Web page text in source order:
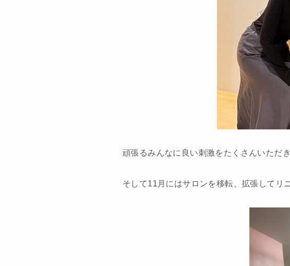
頑張るみんなに良い刺激をたくさんいただ
そして11月にはサロンを移転、拡張してリ